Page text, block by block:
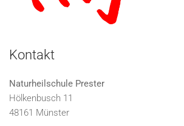
Kontakt
Naturheilschule Prester
Hölkenbusch 11
48161 Münster